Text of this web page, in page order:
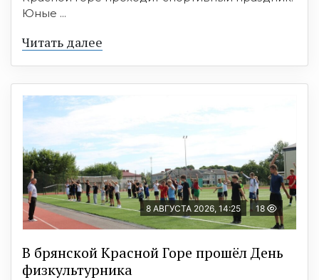
Юные ...
Читать далее
8 АВГУСТА 2026, 14:25 18
В брянской Красной Горе прошёл День
физкультурника